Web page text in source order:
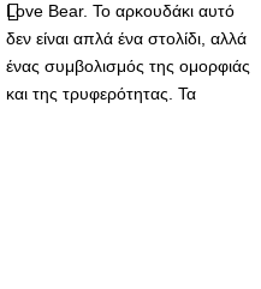
Love Bear. Το αρκουδάκι αυτό
δεν είναι απλά ένα στολίδι, αλλά
ένας συμβολισμός της ομορφιάς
και της τρυφερότητας. Τα